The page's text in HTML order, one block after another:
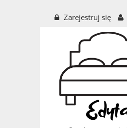
Zarejestruj się